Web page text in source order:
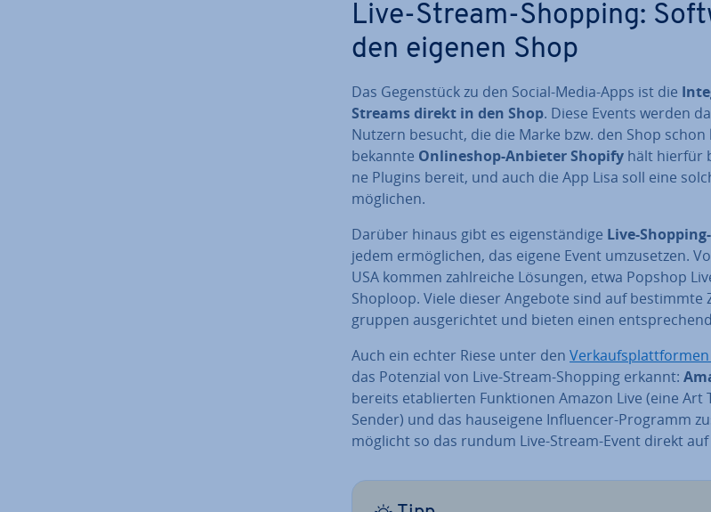
Live-Stream-Shopping:
den eigenen Shop
Das Ge­gen­stück zu den Social-Media-Apps ist die
Streams direkt in den Shop. Diese Events werden
Nutzern besucht, die die Marke bzw. den Shop schon
bekannte On­line­shop-Anbieter Shopify hält hierfür
ne Plugins bereit, und auch die App Lisa soll eine
mög­li­chen.
Darüber hinaus gibt es ei­gen­stän­di­ge Live-
jedem er­mög­li­chen, das eigene Event um­zu­set­zen.
USA kommen zahl­rei­che Lösungen, etwa Popshop
Shoploop. Viele dieser Angebote sind auf bestimmte
grup­pen aus­ge­rich­tet und bieten einen
Auch ein echter Riese unter den
das Potenzial von Live-Stream-Shopping erkannt:
bereits eta­blier­ten Funk­tio­nen Amazon Live (eine Art
Sender) und das haus­ei­ge­ne In­fluen­cer-Programm
mög­licht so das rundum Live-Stream-Event direkt